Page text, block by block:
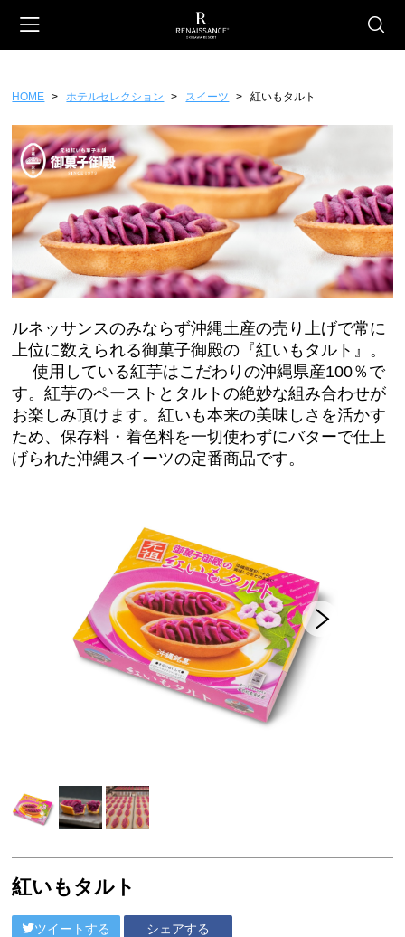
会員登録 マイページ カート
CATEGORY
ホテルオリジナル
スイーツ
ファッション
雑貨
ギフトチケット
ホテルセレクション
フード
スイーツ
工芸品
スナック・おつまみ
ご当地調味料
ココガーデンオリジナル
NEUTRALWORKS.
SLEEP
HOME ホテルセレクション スイーツ 紅いもタルト
ルネッサンスのみならず沖縄土産の売り上げで常に
上位に数えられる御菓子御殿の『紅いもタルト』。
使用している紅芋はこだわりの沖縄県産100％で
す。紅芋のペーストとタルトの絶妙な組み合わせが
お楽しみ頂けます。紅いも本来の美味しさを活かす
ため、保存料・着色料を一切使わずにバターで仕上
げられた沖縄スイーツの定番商品です。
紅いもタルト
ツイートする シェアする